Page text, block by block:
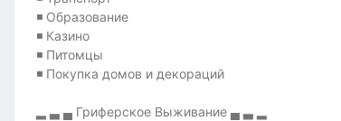
◾ Образование
◾ Казино
◾ Питомцы
◾ Покупка домов и декораций
▂ ▃ ▄ Гриферское Выживание ▄ ▃ ▂